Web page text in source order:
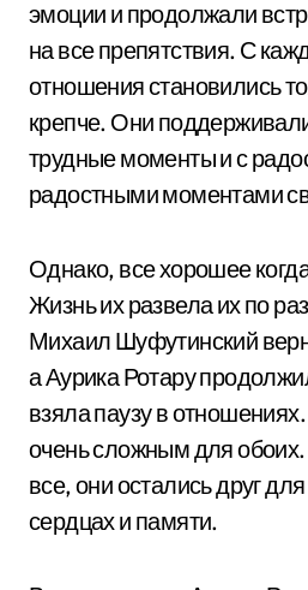
эмоции и продолжали
на все препятствия. С
отношения становились
крепче. Они
трудные моменты и с
радостными моментами
Однако, все хорошее
Жизнь их развела их по
Михаил Шуфутинский
а Аурика Ротару
взяла паузу в
очень сложным для
все, они остались друг
сердцах и памяти.